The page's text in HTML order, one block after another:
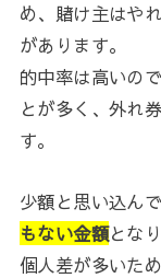
め、賭け主はや
があります。
的中率は高いの
とが多く、外れ
す。
少額と思い込ん
もない金額とな
個人差が多いた